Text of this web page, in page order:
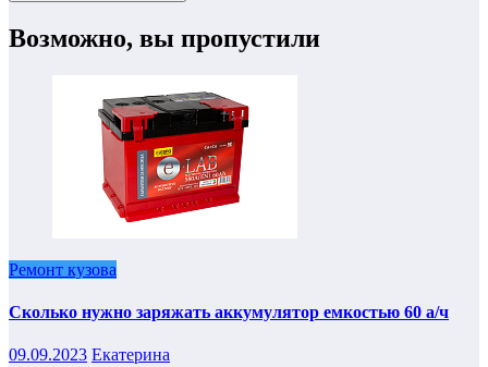
Возможно, вы пропустили
Ремонт кузова
Сколько нужно заряжать аккумулятор емкостью 60 а/ч
09.09.2023 Екатерина